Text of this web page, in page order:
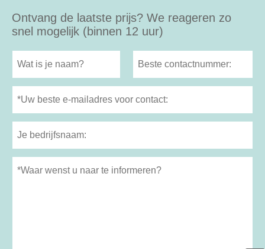
Ontvang de laatste prijs? We reageren zo
snel mogelijk (binnen 12 uur)